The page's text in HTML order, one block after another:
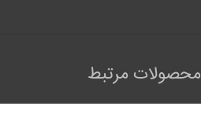
محصولات مرتبط